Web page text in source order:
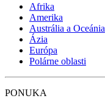
Afrika
Amerika
Austrália a Oceánia
Ázia
Európa
Polárne oblasti
PONUKA